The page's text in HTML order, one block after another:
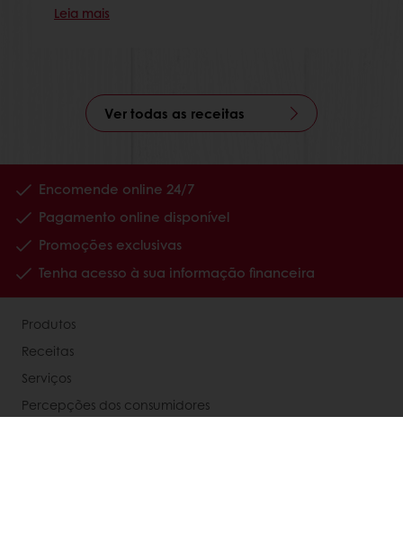
Leia mais
Ver todas as receitas
Encomende online 24/7
Pagamento online disponível
Promoções exclusivas
Tenha acesso à sua informação financeira
Produtos
Receitas
Serviços
Percepções dos consumidores